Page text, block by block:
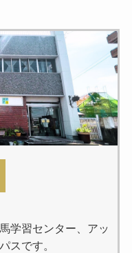
学習センター、アッ
スです。